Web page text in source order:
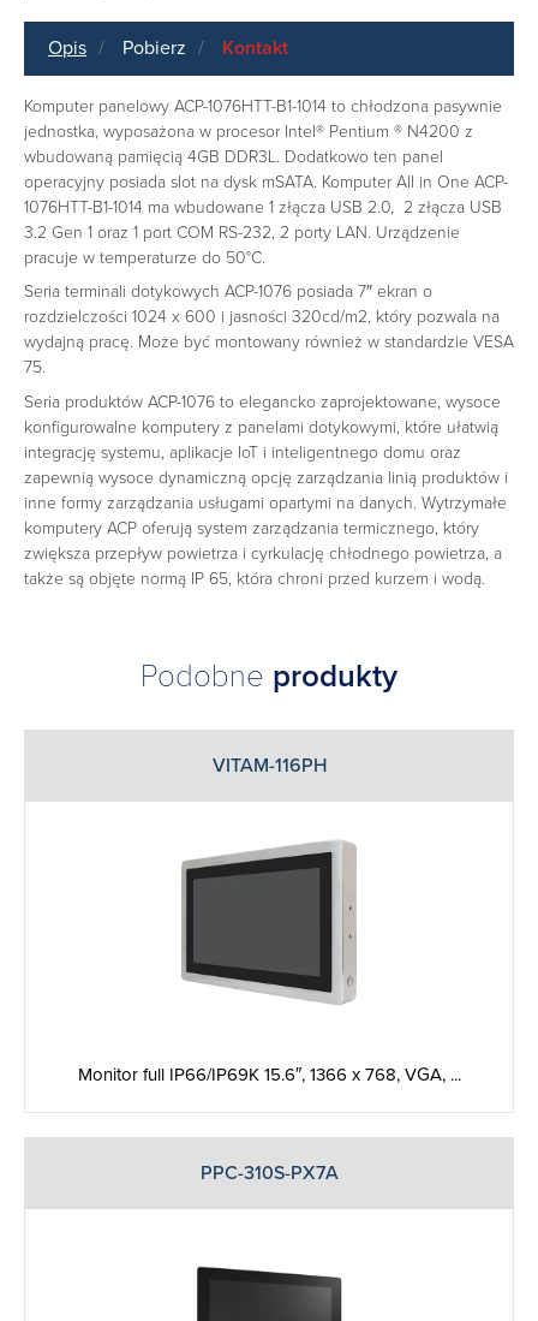
Opis Pobierz Kontakt
Komputer panelowy ACP-1076HTT-B1-1014 to chłodzona pasywnie
jednostka, wyposażona w procesor Intel® Pentium ® N4200 z
wbudowaną pamięcią 4GB DDR3L. Dodatkowo ten panel
operacyjny posiada slot na dysk mSATA. Komputer All in One ACP-
1076HTT-B1-1014 ma wbudowane 1 złącza USB 2.0, 2 złącza USB
3.2 Gen 1 oraz 1 port COM RS-232, 2 porty LAN. Urządzenie
pracuje w temperaturze do 50°C.
Seria terminali dotykowych ACP-1076 posiada 7″ ekran o
rozdzielczości 1024 x 600 i jasności 320cd/m2, który pozwala na
wydajną pracę. Może być montowany również w standardzie VESA
75.
Seria produktów ACP-1076 to elegancko zaprojektowane, wysoce
konfigurowalne komputery z panelami dotykowymi, które ułatwią
integrację systemu, aplikacje IoT i inteligentnego domu oraz
zapewnią wysoce dynamiczną opcję zarządzania linią produktów i
inne formy zarządzania usługami opartymi na danych. Wytrzymałe
komputery ACP oferują system zarządzania termicznego, który
zwiększa przepływ powietrza i cyrkulację chłodnego powietrza, a
także są objęte normą IP 65, która chroni przed kurzem i wodą.
Podobne produkty
VITAM-116PH
Monitor full IP66/IP69K 15.6″, 1366 x 768, VGA, ...
PPC-310S-PX7A